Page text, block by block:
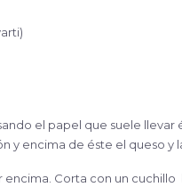
el papel que suele
y encima de éste el queso y
encima. Corta con un